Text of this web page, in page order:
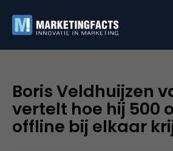
Boris Veldhuijzen
vertelt hoe hij 500
offline bij elkaar